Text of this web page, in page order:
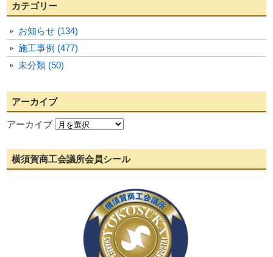
カテゴリー
お知らせ (134)
施工事例 (477)
未分類 (50)
アーカイブ
アーカイブ
横須賀商工会議所会員シール